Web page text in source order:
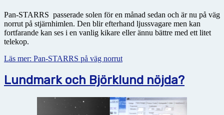
Pan-STARRS passerade solen för en månad sedan och är nu på väg
norrut på stjärnhimlen. Den blir efterhand ljussvagare men kan
fortfarande kan ses i en vanlig kikare eller ännu bättre med ett litet
telekop.
Läs mer: Pan-STARRS på väg norrut
Lundmark och Björklund nöjda?